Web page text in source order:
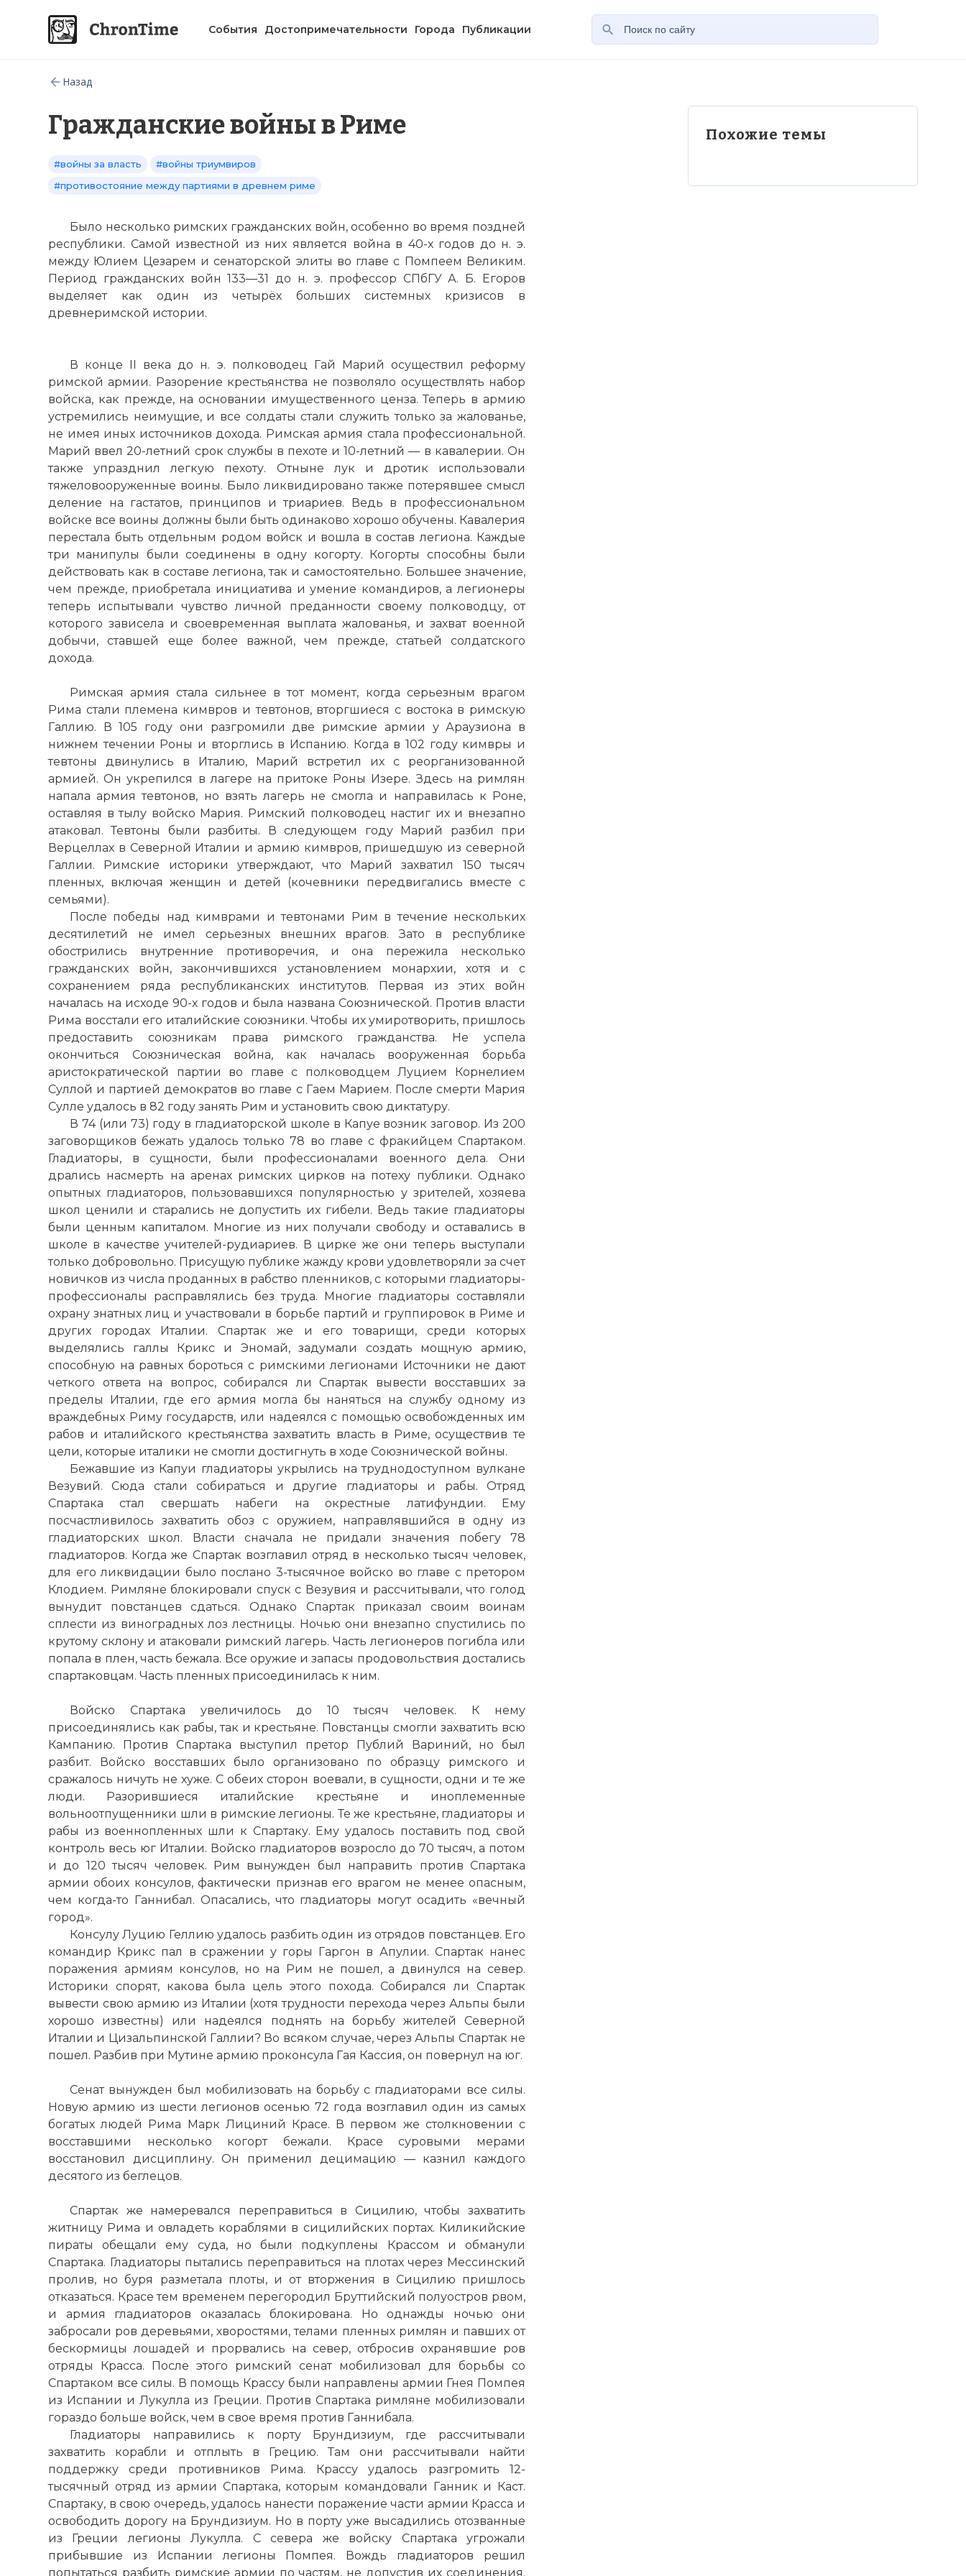
События Достопримечательности Города Публикации
Назад
Гражданские войны в Риме
#войны за власть
#войны триумвиров
#противостояние между партиями в древнем риме
Было несколько римских гражданских войн, особенно во время поздней
республики. Самой известной из них является война в 40-х годов до н. э.
между Юлием Цезарем и сенаторской элиты во главе с Помпеем Великим.
Период гражданских войн 133—31 до н. э. профессор СПбГУ А. Б. Егоров
выделяет как один из четырёх больших системных кризисов в
древнеримской истории.
В конце II века до н. э. полководец Гай Марий осуществил реформу
римской армии. Разорение крестьянства не позволяло осуществлять набор
войска, как прежде, на основании имущественного ценза. Теперь в армию
устремились неимущие, и все солдаты стали служить только за жалованье,
не имея иных источников дохода. Римская армия стала профессиональной.
Марий ввел 20-летний срок службы в пехоте и 10-летний — в кавалерии. Он
также упразднил легкую пехоту. Отныне лук и дротик использовали
тяжеловооруженные воины. Было ликвидировано также потерявшее смысл
деление на гастатов, принципов и триариев. Ведь в профессиональном
войске все воины должны были быть одинаково хорошо обучены. Кавалерия
перестала быть отдельным родом войск и вошла в состав легиона. Каждые
три манипулы были соединены в одну когорту. Когорты способны были
действовать как в составе легиона, так и самостоятельно. Большее значение,
чем прежде, приобретала инициатива и умение командиров, а легионеры
теперь испытывали чувство личной преданности своему полководцу, от
которого зависела и своевременная выплата жалованья, и захват военной
добычи, ставшей еще более важной, чем прежде, статьей солдатского
дохода.
Римская армия стала сильнее в тот момент, когда серьезным врагом
Рима стали племена кимвров и тевтонов, вторгшиеся с востока в римскую
Галлию. В 105 году они разгромили две римские армии у Араузиона в
нижнем течении Роны и вторглись в Испанию. Когда в 102 году кимвры и
тевтоны двинулись в Италию, Марий встретил их с реорганизованной
армией. Он укрепился в лагере на притоке Роны Изере. Здесь на римлян
напала армия тевтонов, но взять лагерь не смогла и направилась к Роне,
оставляя в тылу войско Мария. Римский полководец настиг их и внезапно
атаковал. Тевтоны были разбиты. В следующем году Марий разбил при
Верцеллах в Северной Италии и армию кимвров, пришедшую из северной
Галлии. Римские историки утверждают, что Марий захватил 150 тысяч
пленных, включая женщин и детей (кочевники передвигались вместе с
семьями).
После победы над кимврами и тевтонами Рим в течение нескольких
десятилетий не имел серьезных внешних врагов. Зато в республике
обострились внутренние противоречия, и она пережила несколько
гражданских войн, закончившихся установлением монархии, хотя и с
сохранением ряда республиканских институтов. Первая из этих войн
началась на исходе 90-х годов и была названа Союзнической. Против власти
Рима восстали его италийские союзники. Чтобы их умиротворить, пришлось
предоставить союзникам права римского гражданства. Не успела
окончиться Союзническая война, как началась вооруженная борьба
аристократической партии во главе с полководцем Луцием Корнелием
Суллой и партией демократов во главе с Гаем Марием. После смерти Мария
Сулле удалось в 82 году занять Рим и установить свою диктатуру.
В 74 (или 73) году в гладиаторской школе в Капуе возник заговор. Из 200
заговорщиков бежать удалось только 78 во главе с фракийцем Спартаком.
Гладиаторы, в сущности, были профессионалами военного дела. Они
дрались насмерть на аренах римских цирков на потеху публики. Однако
опытных гладиаторов, пользовавшихся популярностью у зрителей, хозяева
школ ценили и старались не допустить их гибели. Ведь такие гладиаторы
были ценным капиталом. Многие из них получали свободу и оставались в
школе в качестве учителей-рудиариев. В цирке же они теперь выступали
только добровольно. Присущую публике жажду крови удовлетворяли за счет
новичков из числа проданных в рабство пленников, с которыми гладиаторы-
профессионалы расправлялись без труда. Многие гладиаторы составляли
охрану знатных лиц и участвовали в борьбе партий и группировок в Риме и
других городах Италии. Спартак же и его товарищи, среди которых
выделялись галлы Крикс и Эномай, задумали создать мощную армию,
способную на равных бороться с римскими легионами Источники не дают
четкого ответа на вопрос, собирался ли Спартак вывести восставших за
пределы Италии, где его армия могла бы наняться на службу одному из
враждебных Риму государств, или надеялся с помощью освобожденных им
рабов и италийского крестьянства захватить власть в Риме, осуществив те
цели, которые италики не смогли достигнуть в ходе Союзнической войны.
Бежавшие из Капуи гладиаторы укрылись на труднодоступном вулкане
Везувий. Сюда стали собираться и другие гладиаторы и рабы. Отряд
Спартака стал свершать набеги на окрестные латифундии. Ему
посчастливилось захватить обоз с оружием, направлявшийся в одну из
гладиаторских школ. Власти сначала не придали значения побегу 78
гладиаторов. Когда же Спартак возглавил отряд в несколько тысяч человек,
для его ликвидации было послано 3-тысячное войско во главе с претором
Клодием. Римляне блокировали спуск с Везувия и рассчитывали, что голод
вынудит повстанцев сдаться. Однако Спартак приказал своим воинам
сплести из виноградных лоз лестницы. Ночью они внезапно спустились по
крутому склону и атаковали римский лагерь. Часть легионеров погибла или
попала в плен, часть бежала. Все оружие и запасы продовольствия достались
спартаковцам. Часть пленных присоединилась к ним.
Войско Спартака увеличилось до 10 тысяч человек. К нему
присоединялись как рабы, так и крестьяне. Повстанцы смогли захватить всю
Кампанию. Против Спартака выступил претор Публий Вариний, но был
разбит. Войско восставших было организовано по образцу римского и
сражалось ничуть не хуже. С обеих сторон воевали, в сущности, одни и те же
люди. Разорившиеся италийские крестьяне и иноплеменные
вольноотпущенники шли в римские легионы. Те же крестьяне, гладиаторы и
рабы из военнопленных шли к Спартаку. Ему удалось поставить под свой
контроль весь юг Италии. Войско гладиаторов возросло до 70 тысяч, а потом
и до 120 тысяч человек. Рим вынужден был направить против Спартака
армии обоих консулов, фактически признав его врагом не менее опасным,
чем когда-то Ганнибал. Опасались, что гладиаторы могут осадить «вечный
город».
Консулу Луцию Геллию удалось разбить один из отрядов повстанцев. Его
командир Крикс пал в сражении у горы Гаргон в Апулии. Спартак нанес
поражения армиям консулов, но на Рим не пошел, а двинулся на север.
Историки спорят, какова была цель этого похода. Собирался ли Спартак
вывести свою армию из Италии (хотя трудности перехода черезАльпы были
хорошо известны) или надеялся поднять на борьбу жителей Северной
Италии и Цизальпинской Галлии? Во всяком случае, черезАльпы Спартак не
пошел. Разбив при Мутине армию проконсула Гая Кассия, он повернул на юг.
Сенат вынужден был мобилизовать на борьбу с гладиаторами все силы.
Новую армию из шести легионов осенью 72 года возглавил один из самых
богатых людей Рима Марк Лициний Красе. В первом же столкновении с
восставшими несколько когорт бежали. Красе суровыми мерами
восстановил дисциплину. Он применил децимацию — казнил каждого
десятого из беглецов.
Спартак же намеревался переправиться в Сицилию, чтобы захватить
житницу Рима и овладеть кораблями в сицилийских портах. Киликийские
пираты обещали ему суда, но были подкуплены Крассом и обманули
Спартака. Гладиаторы пытались переправиться на плотах через Мессинский
пролив, но буря разметала плоты, и от вторжения в Сицилию пришлось
отказаться. Красе тем временем перегородил Бруттийский полуостров рвом,
и армия гладиаторов оказалась блокирована. Но однажды ночью они
забросали ров деревьями, хворостями, телами пленных римлян и павших от
бескормицы лошадей и прорвались на север, отбросив охранявшие ров
отряды Красса. После этого римский сенат мобилизовал для борьбы со
Спартаком все силы. В помощь Крассу были направлены армии Гнея Помпея
из Испании и Лукулла из Греции. Против Спартака римляне мобилизовали
гораздо больше войск, чем в свое время против Ганнибала.
Гладиаторы направились к порту Брундизиум, где рассчитывали
захватить корабли и отплыть в Грецию. Там они рассчитывали найти
поддержку среди противников Рима. Крассу удалось разгромить 12-
тысячный отряд из армии Спартака, которым командовали Ганник и Каст.
Спартаку, в свою очередь, удалось нанести поражение части армии Красса и
освободить дорогу на Брундизиум. Но в порту уже высадились отозванные
из Греции легионы Лукулла. С севера же войску Спартака угрожали
прибывшие из Испании легионы Помпея. Вождь гладиаторов решил
попытаться разбить римские армии по частям, не допустив их соединения.
Похожие темы
☓
Войны между членами второго триумвира
Фото статьи: